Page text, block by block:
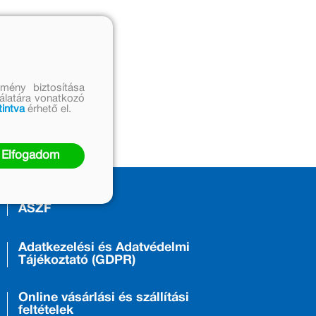
ÁSZF
Adatkezelési és Adatvédelmi
Tájékoztató (GDPR)
Online vásárlási és szállítási
feltételek
biztosítása
vonatkozó
érhető el.
Elfogadom